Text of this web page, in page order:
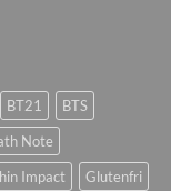
BT21
BTS
Note
Impact
Glutenfri